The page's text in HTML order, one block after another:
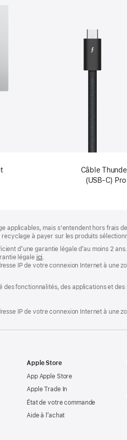
Câble
(USB‑C)
applicables, mais s'entendent hors frais
à payer sur les produits
d’une garantie légale d’au moins 2
légale ici.
IP de votre connexion Internet à une
fonctionnalités, des applications et
IP de votre connexion Internet à une
Apple Store
App Apple Store
Apple Trade In
État de votre commande
Aide à l’achat